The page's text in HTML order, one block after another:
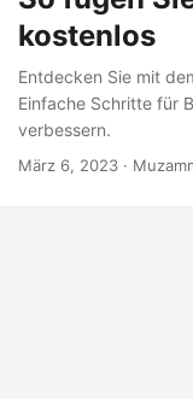
kostenlos
Entdecken Sie mit
Einfache Schritte für
verbessern.
März 6, 2023 ·